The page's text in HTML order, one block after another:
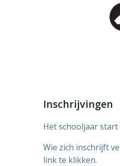
Inschrijvingen
Het schooljaar
Wie zich inschrijft
link te klikken.